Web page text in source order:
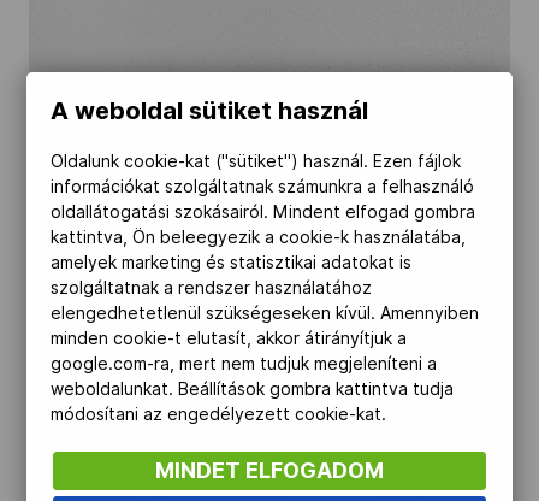
Kettőskarrier-program
NOB
Társszervezetek
OVEP
Adatbank
A weboldal sütiket használ
Oldalunk cookie-kat ("sütiket") használ. Ezen fájlok
információkat szolgáltatnak számunkra a felhasználó
oldallátogatási szokásairól. Mindent elfogad gombra
kattintva, Ön beleegyezik a cookie-k használatába,
amelyek marketing és statisztikai adatokat is
szolgáltatnak a rendszer használatához
elengedhetetlenül szükségeseken kívül. Amennyiben
minden cookie-t elutasít, akkor átirányítjuk a
google.com-ra, mert nem tudjuk megjeleníteni a
weboldalunkat. Beállítások gombra kattintva tudja
módosítani az engedélyezett cookie-kat.
MINDET ELFOGADOM